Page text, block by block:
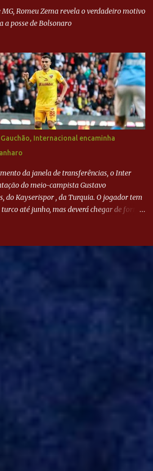
Romeu Zema revela o verdadeiro motivo
a posse de Bolsonaro
Internacional encaminha
da janela de transferências, o Inter
do meio-campista Gustavo
do Kayserispor , da Turquia. O jogador tem
até junho, mas deverá chegar de forma
Verona, da Itália, e Ludogorets, da